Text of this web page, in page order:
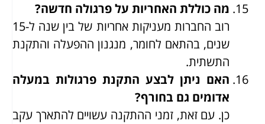
מה כוללת האחריות על פרגולה חדשה?
רוב החברות מעניקות אחריות של בין שנה ל-15
שנים, בהתאם לחומר, מנגנון ההפעלה והתקנת
התשתית.
האם ניתן לבצע התקנת פרגולות במעלה
אדומים גם בחורף?
כן. עם זאת, זמני ההתקנה עשויים להתארך עקב